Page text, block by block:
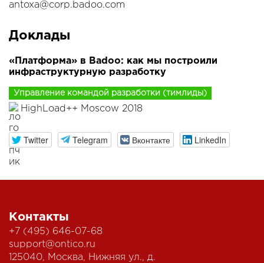
antoxa@corp.badoo.com
Доклады
«Платформа» в Badoo: как мы построили
инфраструктурную разработку
Управление командой разработки (тимлиды)
HighLoad++ Moscow 2018
Twitter Telegram Вконтакте LinkedIn
Контакты
+7 (495) 646-07-68
support@ontico.ru
125040, Москва, Нижняя ул., д.